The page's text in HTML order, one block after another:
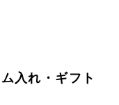
入れ・ギフト